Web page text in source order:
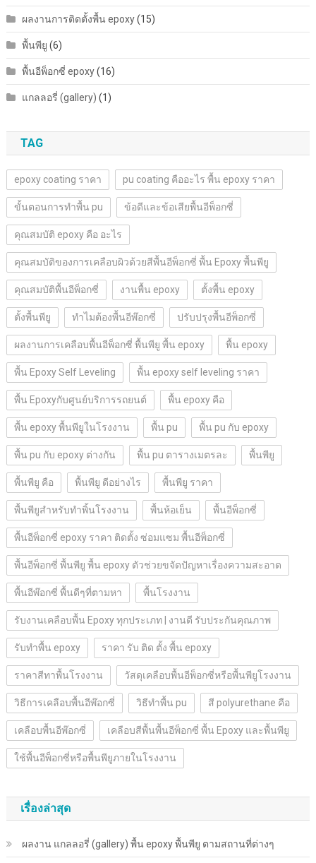
ผลงานการติดตั้งพื้น epoxy(15)
พื้นพียู (6)
พื้นอีพ็อกซี่ epoxy(16)
แกลลอรี่ (gallery) (1)
TAG
epoxy coating ราคา pu coating คืออะไร พื้น epoxy ราคา
ขั้นตอนการทำพื้น pu ข้อดีและข้อเสียพื้นอีพ็อกซี่
คุณสมบัติ epoxy คือ อะไร
คุณสมบัติของการเคลือบผิวด้วยสีพื้นอีพ็อกซี่ พื้น Epoxy พื้นพียู
คุณสมบัติพื้นอีพ็อกซี่ งานพื้น epoxy ตั้งพื้น epoxy
ตั้งพื้นพียู ทำไมต้องพื้นอีพ๊อกซี่ ปรับปรุงพื้นอีพ็อกซี่
ผลงานการเคลือบพื้นอีพ็อกซี่ พื้นพียู พื้น epoxy พื้น epoxy
พื้น Epoxy Self Leveling พื้น epoxy self leveling ราคา
พื้น Epoxyกับศูนย์บริการรถยนต์ พื้น epoxy คือ
พื้น epoxy พื้นพียูในโรงงาน พื้น pu พื้น pu กับ epoxy
พื้น pu กับ epoxy ต่างกัน พื้น pu ตารางเมตรละ พื้นพียู
พื้นพียู คือ พื้นพียู ดีอย่างไร พื้นพียู ราคา
พื้นพียูสำหรับทำพิ้นโรงงาน พื้นห้อเย็น พื้นอีพ็อกซี่
พื้นอีพ็อกซี่ epoxy ราคา ติดตั้ง ซ่อมแซม พื้นอีพ็อกซี่
พื้นอีพ็อกซี่ พื้นพียู พื้น epoxy ตัวช่วยขจัดปัญหาเรื่องความสะอาด
พื้นอีพ๊อกซี่ พื้นดีๆที่ตามหา พื้นโรงงาน
รับงานเคลือบพื้น Epoxy ทุกประเภท | งานดี รับประกันคุณภาพ
รับทำพื้น epoxy ราคา รับ ติด ตั้ง พื้น epoxy
ราคาสีทาพื้นโรงงาน วัสดุเคลือบพื้นอีพ็อกซี่หรือพื้นพียูโรงงาน
วิธีการเคลือบพื้นอีพ๊อกซี่ วิธีทำพื้น pu สี polyurethane คือ
เคลือบพื้นอีพ๊อกซี่ เคลือบสีพื้นพื้นอีพ็อกซี่ พื้น Epoxy และพื้นพียู
ใช้พื้นอีพ็อกซี่หรือพื้นพียูภายในโรงงาน
เรื่องล่าสุด
ผลงาน แกลลอรี่ (gallery) พื้น epoxy พื้นพียู ตามสถานที่ต่างๆ